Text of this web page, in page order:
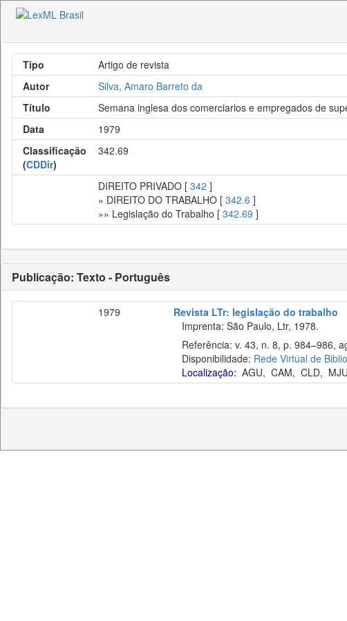
Tipo
Artigo de revista
Autor
Silva, Amaro Barreto da
Título
Semana inglesa dos comerciarios e empregados de
Data
1979
Classificação
(CDDir)
342.69
DIREITO PRIVADO [ 342 ]
» DIREITO DO TRABALHO [ 342.6 ]
»» Legislação do Trabalho [ 342.69 ]
Publicação: Texto - Português
1979
Revista LTr: legislação do trabalho
Imprenta: São Paulo, Ltr, 1978.
Referência: v. 43, n. 8, p. 984–986,
Disponibilidade: Rede Virtual de
Localização: AGU, CAM, CLD, MJU